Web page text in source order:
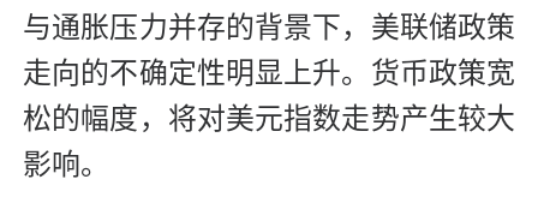
与通胀压力并存的背景下，美联储政策
走向的不确定性明显上升。货币政策宽
松的幅度，将对美元指数走势产生较大
影响。